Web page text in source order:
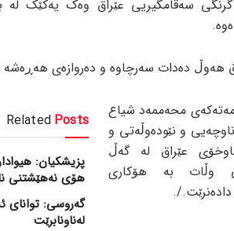
سەقامگیریی عێراق وەک یەکێک لە
هەوڵ دەدات سەرچاوە و دەروازەی هەڕەشە
Related Posts
پزیشکیان:
هۆی نەهێشتنی
گەروسی: توانای
لەناونابرێت
محەممەد شیاع
و نێودەوڵەتی و
عێراق لە گەڵ
وڵات بە هۆکاری
دادەنرێت./.